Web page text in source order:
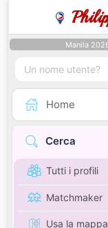
Manila
Home
Cerca
Tutti i profili
Matchmaker
Usa la mappa